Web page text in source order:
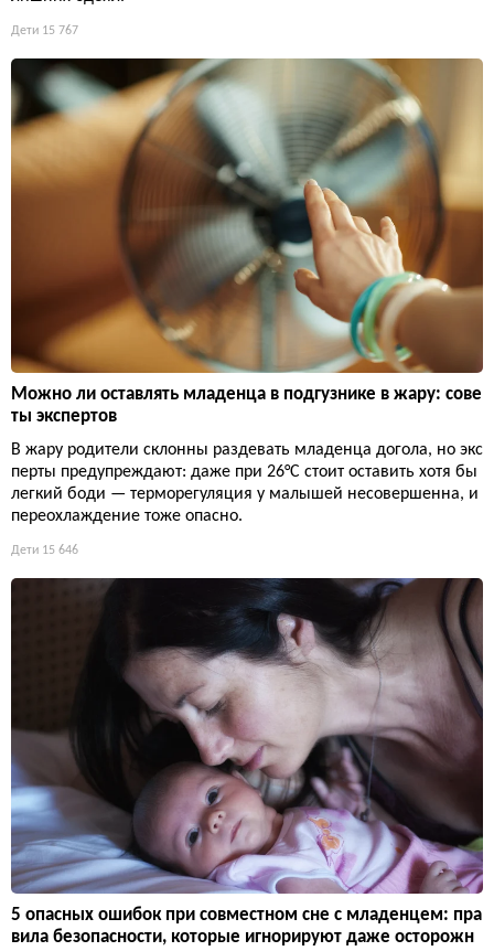
Дети 15 767
Можно ли оставлять младенца в подгузнике в жару: сове
ты экспертов
В жару родители склонны раздевать младенца догола, но экс
перты предупреждают: даже при 26°C стоит оставить хотя бы
легкий боди — терморегуляция у малышей несовершенна, и
переохлаждение тоже опасно.
Дети 15 646
5 опасных ошибок при совместном сне с младенцем: пра
вила безопасности, которые игнорируют даже осторожн